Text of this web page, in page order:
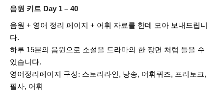
음원 키트 Day 1 – 40
음원 + 영어 정리 페이지 + 어휘 자료를 한데 모아 보내드립니
다.
하루 15분의 음원으로 소설을 드라마의 한 장면 처럼 들을 수
있습니다.
영어정리페이지 구성: 스토리라인, 낭송, 어휘퀴즈, 프리토크,
필사, 어휘